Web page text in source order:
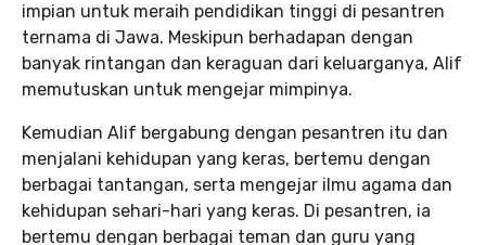
impian untuk meraih pendidikan tinggi di pesantren
ternama di Jawa. Meskipun berhadapan dengan
banyak rintangan dan keraguan dari keluarganya, Alif
memutuskan untuk mengejar mimpinya.
Kemudian Alif bergabung dengan pesantren itu dan
menjalani kehidupan yang keras, bertemu dengan
berbagai tantangan, serta mengejar ilmu agama dan
kehidupan sehari-hari yang keras. Di pesantren, ia
bertemu dengan berbagai teman dan guru yang